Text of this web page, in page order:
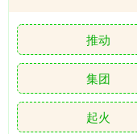
推动
集团
起火